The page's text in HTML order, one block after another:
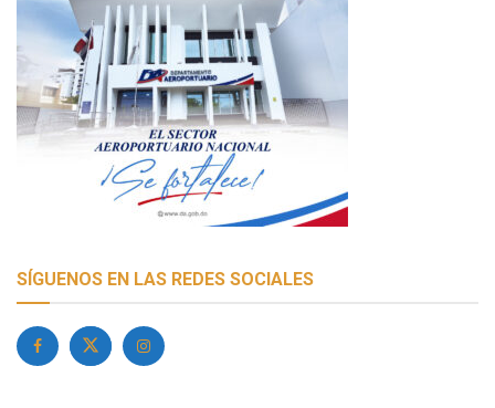
SÍGUENOS EN LAS REDES SOCIALES